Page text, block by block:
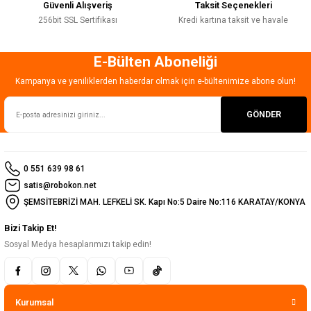
Gönder
Güvenli Alışveriş
256bit SSL Sertifikası
Taksit Seçenekleri
Kredi kartına taksit ve havale
E-Bülten Aboneliği
Kampanya ve yeniliklerden haberdar olmak için e-bültenimize abone olun!
GÖNDER
0 551 639 98 61
satis@robokon.net
ŞEMSİTEBRİZİ MAH. LEFKELİ SK. Kapı No:5 Daire No:116 KARATAY/KONYA
Bizi Takip Et!
Sosyal Medya hesaplarımızı takip edin!
Kurumsal